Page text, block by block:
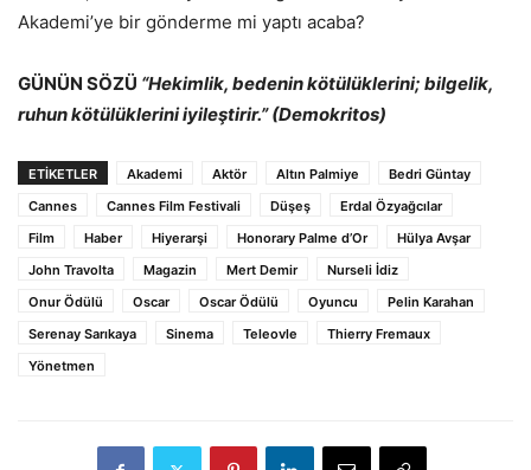
Akademi’ye bir gönderme mi yaptı acaba?
GÜNÜN SÖZÜ “Hekimlik, bedenin kötülüklerini; bilgelik,
ruhun kötülüklerini iyileştirir.” (Demokritos)
ETİKETLER Akademi Aktör Altın Palmiye
Bedri Güntay
Cannes
Cannes Film Festivali Düşeş
Erdal Özyağcılar
Film
Haber Hiyerarşi Honorary Palme d’Or
Hülya Avşar
John Travolta
Magazin Mert Demir
Nurseli İdiz
Onur Ödülü
Oscar Oscar Ödülü Oyuncu
Pelin Karahan
Serenay Sarıkaya
Sinema Teleovle
Thierry Fremaux
Yönetmen